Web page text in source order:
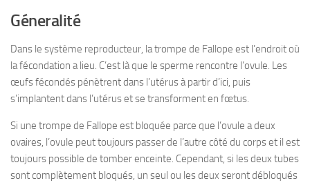
Géneralité
Dans le système reproducteur, la trompe de Fallope est l’endroit où
la fécondation a lieu. C’est là que le sperme rencontre l’ovule. Les
œufs fécondés pénètrent dans l’utérus à partir d’ici, puis
s’implantent dans l’utérus et se transforment en fœtus.
Si une trompe de Fallope est bloquée parce que l’ovule a deux
ovaires, l’ovule peut toujours passer de l’autre côté du corps et il est
toujours possible de tomber enceinte. Cependant, si les deux tubes
sont complètement bloqués, un seul ou les deux seront débloqués